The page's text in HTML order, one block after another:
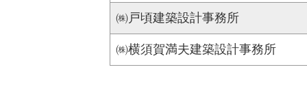
㈱戸頃建築設計事務所
㈱横須賀満夫建築設計事務所